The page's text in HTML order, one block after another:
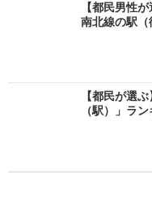
【都民男性
南北線の駅（
【都民が選
（駅）」ラ